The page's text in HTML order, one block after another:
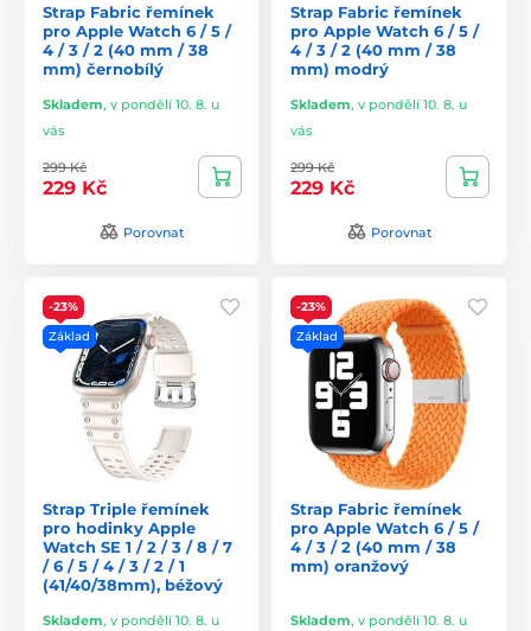
Strap Fabric řemínek
pro Apple Watch 6 / 5 /
4 / 3 / 2 (40 mm / 38
mm) černobílý
Skladem, v pondělí 10. 8. u
vás
299 Kč
229 Kč
Porovnat
Strap Fabric řemínek
pro Apple Watch 6 / 5 /
4 / 3 / 2 (40 mm / 38
mm) modrý
Skladem, v pondělí 10. 8. u
vás
299 Kč
229 Kč
Porovnat
-23%
Základ
Strap Triple řemínek
pro hodinky Apple
Watch SE 1 / 2 / 3 / 8 / 7
/ 6 / 5 / 4 / 3 / 2 / 1
(41/40/38mm), béžový
Skladem, v pondělí 10. 8. u
-23%
Základ
Strap Fabric řemínek
pro Apple Watch 6 / 5 /
4 / 3 / 2 (40 mm / 38
mm) oranžový
Skladem, v pondělí 10. 8. u